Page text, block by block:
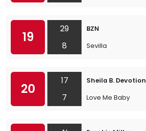
19
29
8
BZN
Sevilla
20
17
7
Sheila B. Devotion
Love Me Baby